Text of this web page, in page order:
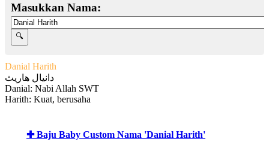
Masukkan Nama:
Danial Harith
دانيال هاريث
Danial: Nabi Allah SWT
Harith: Kuat, berusaha
✚ Baju Baby Custom Nama 'Danial Harith'